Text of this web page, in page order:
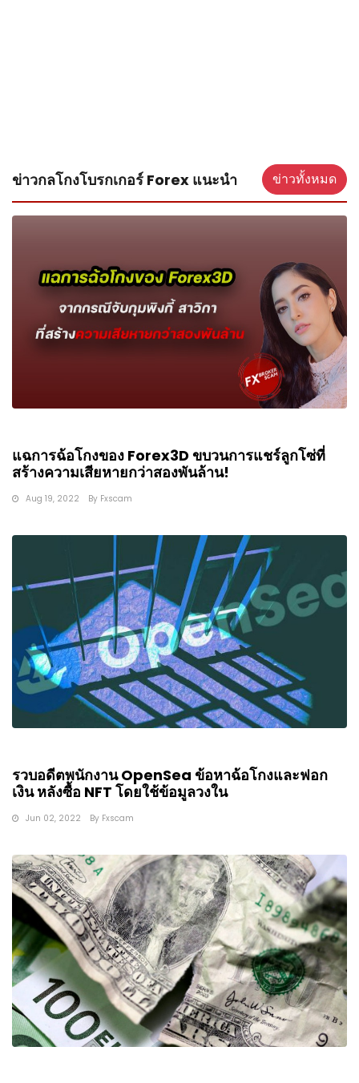
ข่าวกลโกงโบรกเกอร์ Forex แนะนำ ข่าวทั้งหมด
แฉการฉ้อโกงของ Forex3D ขบวนการแชร์ลูกโซ่ที่
สร้างความเสียหายกว่าสองพันล้าน!
Aug 19, 2022 By Fxscam
รวบอดีตพนักงาน OpenSea ข้อหาฉ้อโกงและฟอก
เงิน หลังซื้อ NFT โดยใช้ข้อมูลวงใน
Jun 02, 2022 By Fxscam